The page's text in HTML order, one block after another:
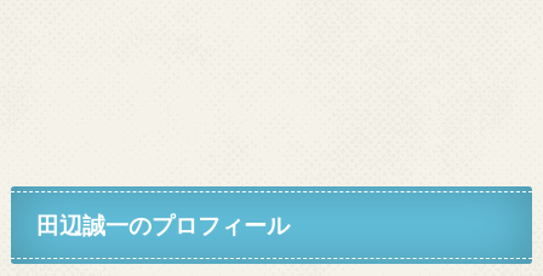
田辺誠一のプロフィール